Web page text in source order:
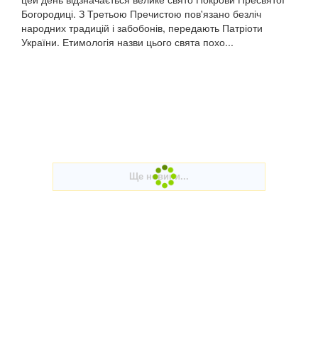
Богородиці. З Третьою Пречистою пов'язано безліч
народних традицій і забобонів, передають Патріоти
України. Етимологія назви цього свята похо...